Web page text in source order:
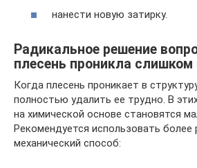
нанести новую затирку.
Радикальное решение
плесень проникла слишком
Когда плесень проникает в
полностью удалить ее трудно. В
на химической основе становятся
Рекомендуется использовать более
механический способ: